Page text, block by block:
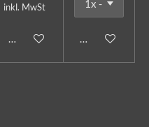
benachrichtigen
inkl. MwSt
In den WarenkorbIn den